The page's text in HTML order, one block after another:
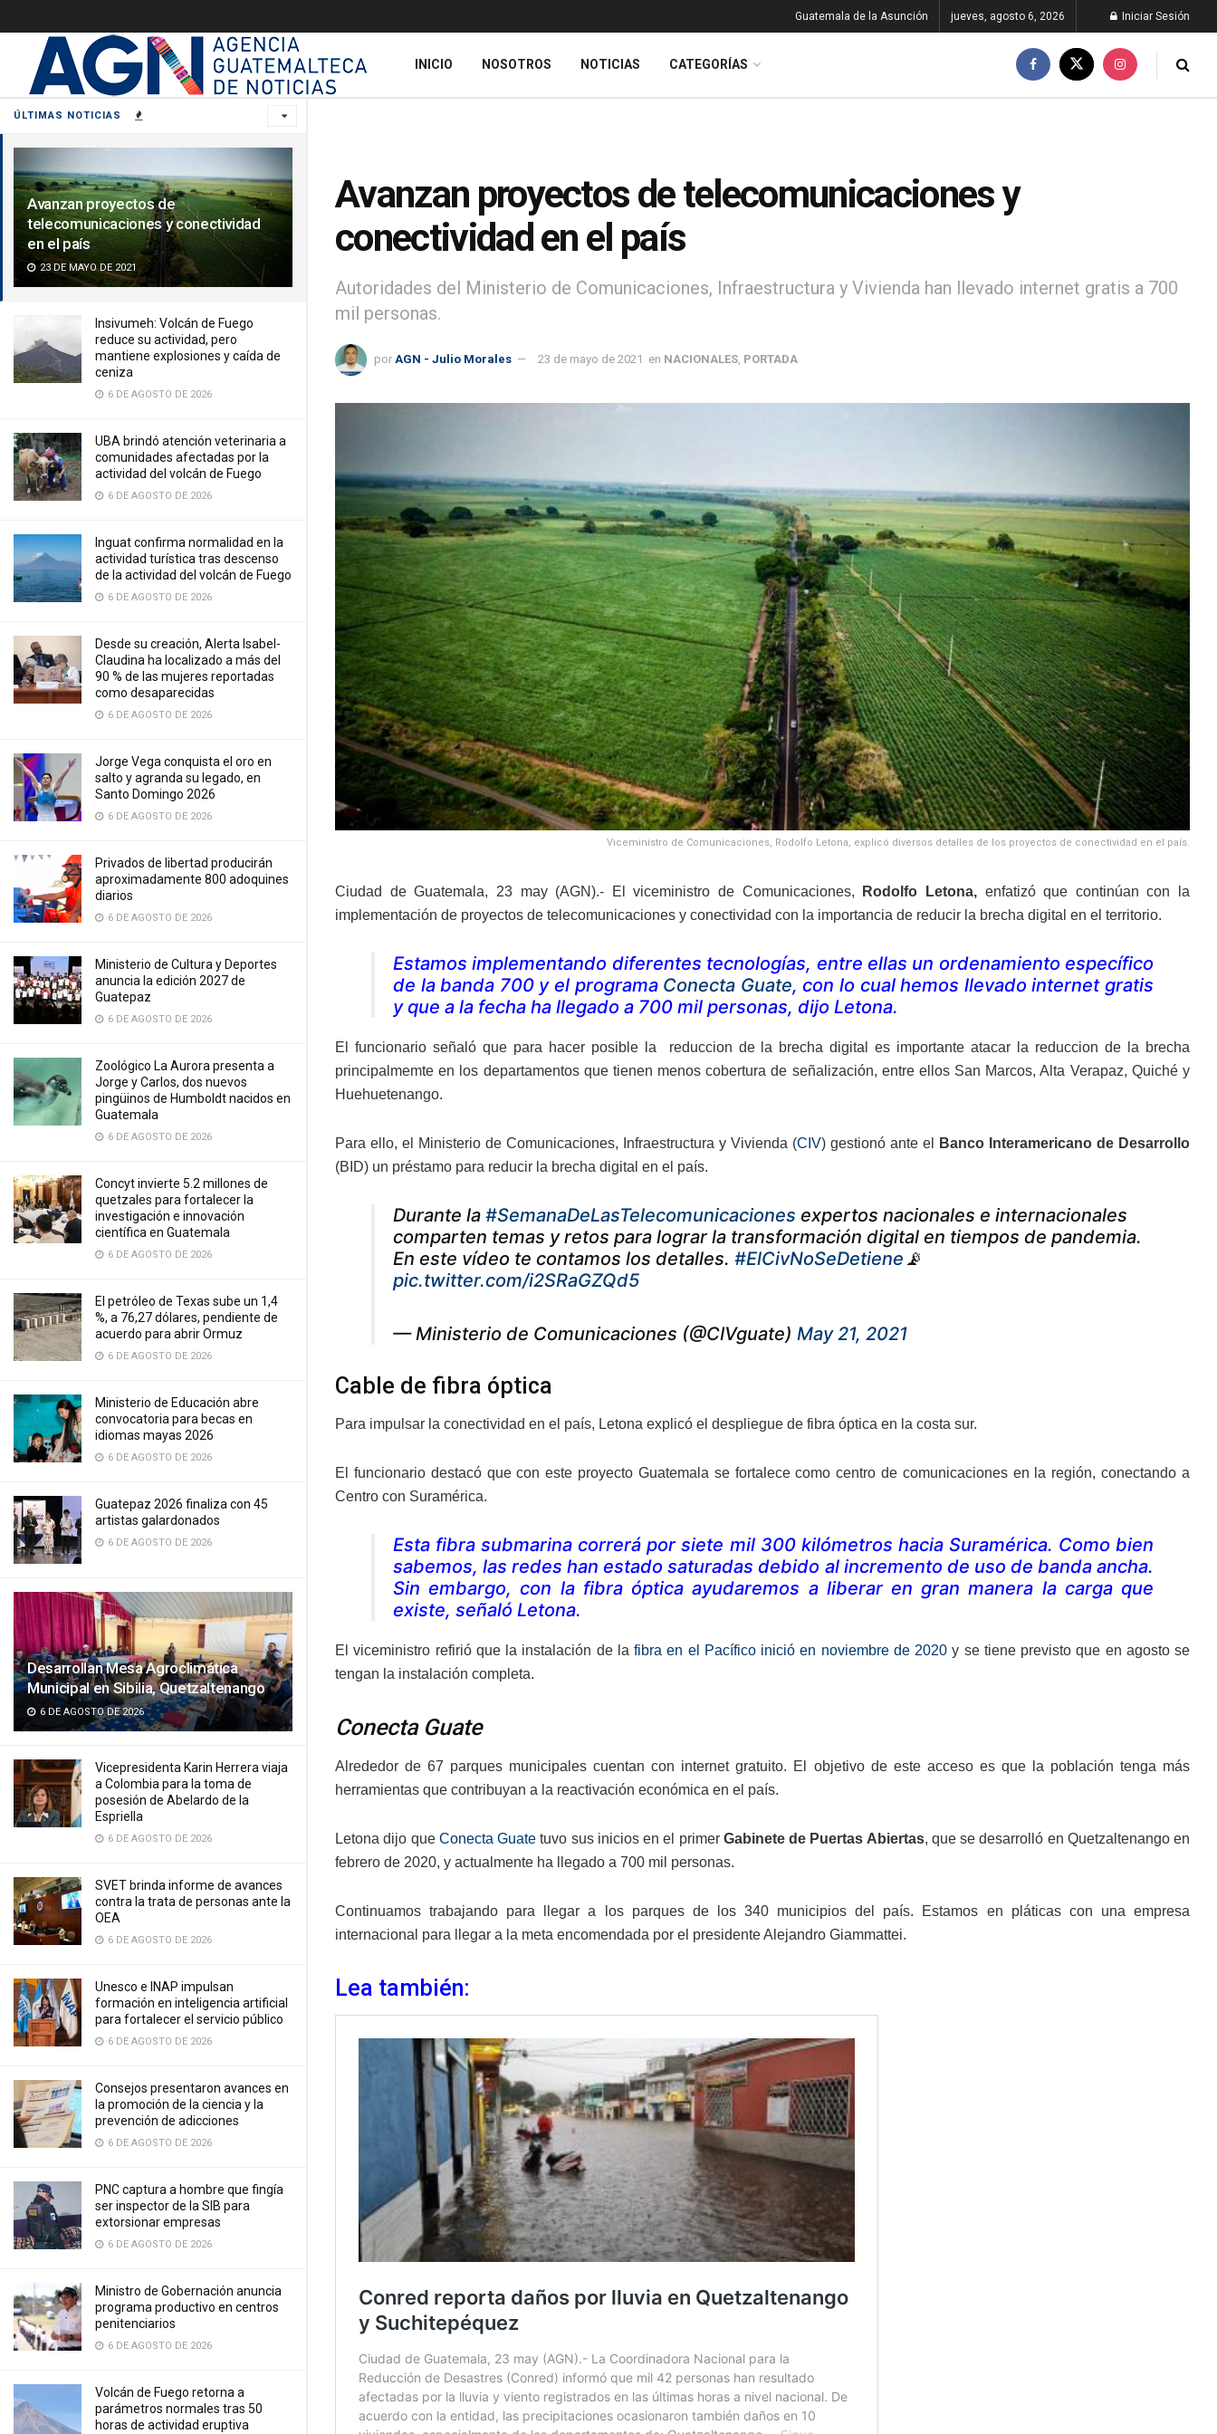
ÚLTIMAS NOTICIAS
Avanzan proyectos de
telecomunicaciones y conectividad
en el país
23 DE MAYO DE 2021
Insivumeh: Volcán de Fuego
reduce su actividad, pero
mantiene explosiones y caída de
ceniza
6 DE AGOSTO DE 2026
UBA brindó atención veterinaria a
comunidades afectadas por la
actividad del volcán de Fuego
6 DE AGOSTO DE 2026
Inguat confirma normalidad en la
actividad turística tras descenso
de la actividad del volcán de Fuego
6 DE AGOSTO DE 2026
Desde su creación, Alerta Isabel-
Claudina ha localizado a más del
90 % de las mujeres reportadas
como desaparecidas
6 DE AGOSTO DE 2026
Jorge Vega conquista el oro en
salto y agranda su legado, en
Santo Domingo 2026
6 DE AGOSTO DE 2026
Privados de libertad producirán
aproximadamente 800 adoquines
diarios
6 DE AGOSTO DE 2026
Ministerio de Cultura y Deportes
anuncia la edición 2027 de
Guatepaz
6 DE AGOSTO DE 2026
Zoológico La Aurora presenta a
Jorge y Carlos, dos nuevos
pingüinos de Humboldt nacidos en
Guatemala
6 DE AGOSTO DE 2026
Concyt invierte 5.2 millones de
quetzales para fortalecer la
investigación e innovación
científica en Guatemala
6 DE AGOSTO DE 2026
El petróleo de Texas sube un 1,4
%, a 76,27 dólares, pendiente de
acuerdo para abrir Ormuz
6 DE AGOSTO DE 2026
Ministerio de Educación abre
convocatoria para becas en
idiomas mayas 2026
6 DE AGOSTO DE 2026
Guatepaz 2026 finaliza con 45
artistas galardonados
6 DE AGOSTO DE 2026
Desarrollan Mesa Agroclimática
Municipal en Sibilia, Quetzaltenango
6 DE AGOSTO DE 2026
Vicepresidenta Karin Herrera viaja
a Colombia para la toma de
posesión de Abelardo de la
Espriella
6 DE AGOSTO DE 2026
SVET brinda informe de avances
contra la trata de personas ante la
OEA
6 DE AGOSTO DE 2026
Unesco e INAP impulsan
formación en inteligencia artificial
para fortalecer el servicio público
6 DE AGOSTO DE 2026
Consejos presentaron avances en
la promoción de la ciencia y la
prevención de adicciones
6 DE AGOSTO DE 2026
PNC captura a hombre que fingía
ser inspector de la SIB para
extorsionar empresas
6 DE AGOSTO DE 2026
Ministro de Gobernación anuncia
programa productivo en centros
penitenciarios
6 DE AGOSTO DE 2026
Volcán de Fuego retorna a
parámetros normales tras 50
horas de actividad eruptiva
Guatemala de la Asunción jueves, agosto 6, 2026 Iniciar Sesión
INICIO NOSOTROS NOTICIAS CATEGORÍAS
Avanzan proyectos de telecomunicaciones y
conectividad en el país
Autoridades del Ministerio de Comunicaciones, Infraestructura y Vivienda han llevado internet gratis a 700
mil personas.
por AGN - Julio Morales 23 de mayo de 2021 en NACIONALES PORTADA
Viceministro de Comunicaciones, Rodolfo Letona, explicó diversos detalles de los proyectos de conectividad en el país.
Ciudad de Guatemala, 23 may (AGN).- El viceministro de Comunicaciones, Rodolfo Letona,enfatizó que continúan con la
implementación de proyectos de telecomunicaciones y conectividad con la importancia de reducir la brecha digital en el territorio.
Estamos implementando diferentes tecnologías, entre ellas un ordenamiento específico
de la banda 700 y el programa Conecta Guate, con lo cual hemos llevado internet gratis
y que a la fecha ha llegado a 700 mil personas, dijo Letona.
El funcionario señaló que para hacer posible la reduccion de la brecha digital es importante atacar la reduccion de la brecha
principalmemte en los departamentos que tienen menos cobertura de señalización, entre ellos San Marcos, Alta Verapaz, Quiché y
Huehuetenango.
Para ello, el Ministerio de Comunicaciones, Infraestructura y Vivienda (CIV) gestionó ante el
Banco Interamericano de Desarrollo
(BID) un préstamo para reducir la brecha digital en el país.
Durante la #SemanaDeLasTelecomunicaciones expertos nacionales e internacionales
comparten temas y retos para lograr la transformación digital en tiempos de pandemia.
En este vídeo te contamos los detalles. #ElCivNoSeDetiene 📡
pic.twitter.com/i2SRaGZQd5
— Ministerio de Comunicaciones (@CIVguate) May 21, 2021
Cable de fibra óptica
Para impulsar la conectividad en el país, Letona explicó el despliegue de fibra óptica en la costa sur.
El funcionario destacó que con este proyecto Guatemala se fortalece como centro de comunicaciones en la región, conectando a
Centro con Suramérica.
Esta fibra submarina correrá por siete mil 300 kilómetros hacia Suramérica. Como bien
sabemos, las redes han estado saturadas debido al incremento de uso de banda ancha.
Sin embargo, con la fibra óptica ayudaremos a liberar en gran manera la carga que
existe, señaló Letona.
El viceministro refirió que la instalación de la fibra en el Pacífico inició en noviembre de 2020 y se tiene previsto que en agosto se
tengan la instalación completa.
Conecta Guate
Alrededor de 67 parques municipales cuentan con internet gratuito. El objetivo de este acceso es que la población tenga más
herramientas que contribuyan a la reactivación económica en el país.
Letona dijo que Conecta Guate tuvo sus inicios en el primer Gabinete de Puertas Abiertas, que se desarrolló en Quetzaltenango en
febrero de 2020, y actualmente ha llegado a 700 mil personas.
Continuamos trabajando para llegar a los parques de los 340 municipios del país. Estamos en pláticas con una empresa
internacional para llegar a la meta encomendada por el presidente Alejandro Giammattei.
Lea también: